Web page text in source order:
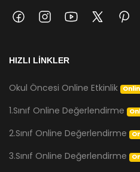
HIZLI LİNKLER
Okul Öncesi Online Etkinlik
1.Sınıf Online Değerlendirme
2.Sınıf Online Değerlendirme
3.Sınıf Online Değerlendirme